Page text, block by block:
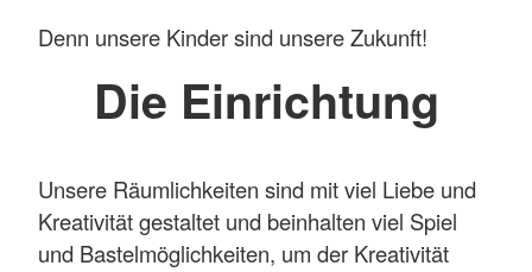
Denn unsere Kinder sind unsere Zukunft!
Die Einrichtung
Unsere Räumlichkeiten sind mit viel Liebe und
Kreativität gestaltet und beinhalten viel Spiel
und Bastelmöglichkeiten, um der Kreativität